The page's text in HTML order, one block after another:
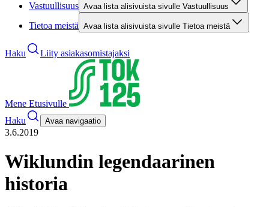
Vastuullisuus Avaa lista alisivuista sivulle Vastuullisuus
Tietoa meistä Avaa lista alisivuista sivulle Tietoa meistä
Haku Liity asiakasomistajaksi
Mene Etusivulle
Haku
Avaa navigaatio
3.6.2019
Wiklundin legendaarinen
historia